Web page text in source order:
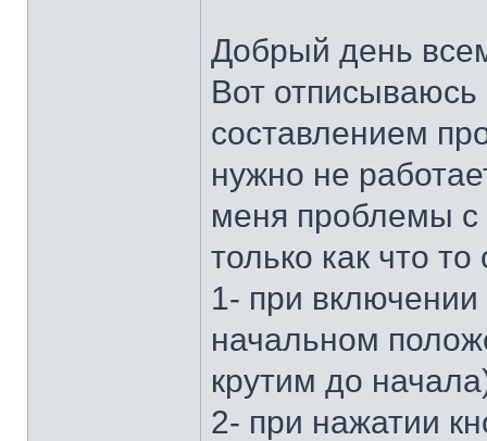
Добрый день
Вот отписываюсь
составлением
нужно не
меня проблемы с
только как что
1- при
начальном
крутим до
2- при нажатии